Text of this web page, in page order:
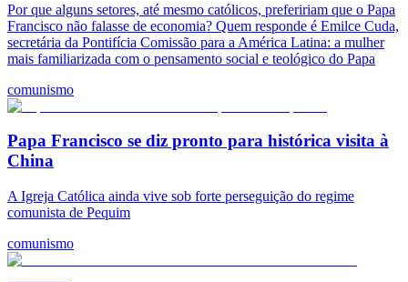
Por que alguns setores, até mesmo católicos, prefeririam que o Papa
Francisco não falasse de economia? Quem responde é Emilce Cuda,
secretária da Pontifícia Comissão para a América Latina: a mulher
mais familiarizada com o pensamento social e teológico do Papa
comunismo
Papa Francisco se diz pronto para histórica visita à
China
A Igreja Católica ainda vive sob forte perseguição do regime
comunista de Pequim
comunismo